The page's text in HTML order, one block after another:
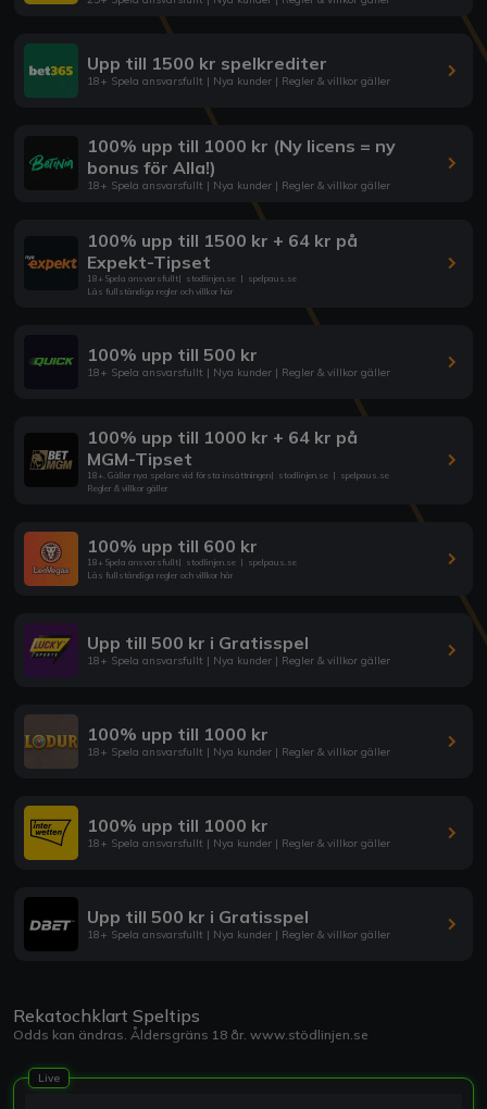
Upp till 1500 kr spelkrediter
18+ Spela ansvarsfullt | Nya kunder | Regler & villkor gäller
100% upp till 1000 kr (Ny licens = ny
bonus för Alla!)
18+ Spela ansvarsfullt | Nya kunder | Regler & villkor gäller
100% upp till 1500 kr + 64 kr på
Expekt-Tipset
18+ Spela ansvarsfullt| stodlinjen.se | spelpaus.se
Läs fullständiga regler och villkor här
100% upp till 500 kr
18+ Spela ansvarsfullt | Nya kunder | Regler & villkor gäller
100% upp till 1000 kr + 64 kr på
MGM-Tipset
18+. Gäller nya spelare vid första insättningen| stodlinjen.se | spelpaus.se
Regler & villkor gäller
100% upp till 600 kr
18+ Spela ansvarsfullt| stodlinjen.se | spelpaus.se
Läs fullständiga regler och villkor här
Upp till 500 kr i Gratisspel
18+ Spela ansvarsfullt | Nya kunder | Regler & villkor gäller
100% upp till 1000 kr
18+ Spela ansvarsfullt | Nya kunder | Regler & villkor gäller
100% upp till 1000 kr
18+ Spela ansvarsfullt | Nya kunder | Regler & villkor gäller
Upp till 500 kr i Gratisspel
18+ Spela ansvarsfullt | Nya kunder | Regler & villkor gäller
Rekatochklart Speltips
Odds kan ändras. Åldersgräns 18 år. www.stödlinjen.se
Live